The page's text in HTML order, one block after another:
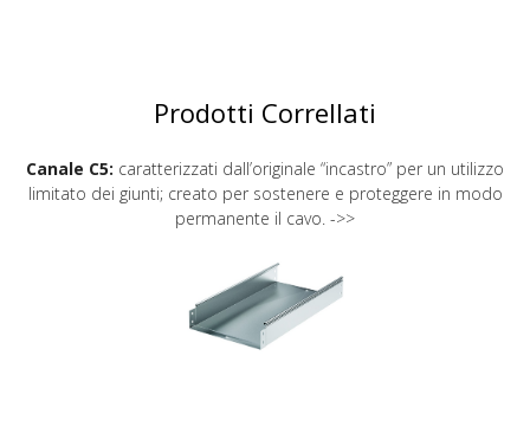
Prodotti Correllati
Canale C5: caratterizzati dall’originale “incastro” per un utilizzo
limitato dei giunti; creato per sostenere e proteggere in modo
permanente il cavo. ->>